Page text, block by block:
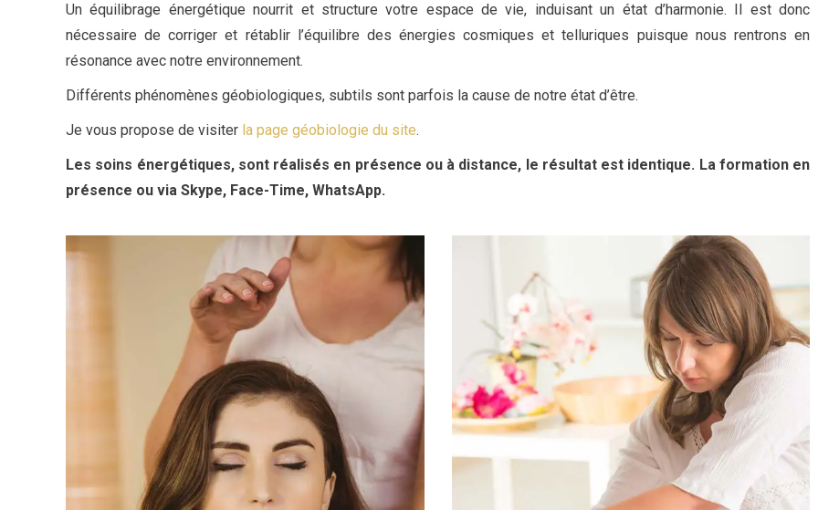
Un équilibrage énergétique nourrit et structure votre espace de vie, induisant un état d’harmonie. Il est donc
nécessaire de corriger et rétablir l’équilibre des énergies cosmiques et telluriques puisque nous rentrons en
résonance avec notre environnement.
Différents phénomènes géobiologiques, subtils sont parfois la cause de notre état d’être.
Je vous propose de visiter la page géobiologie du site.
Les soins énergétiques, sont réalisés en présence ou à distance, le résultat est identique. La formation en
présence ou via Skype, Face-Time, WhatsApp.